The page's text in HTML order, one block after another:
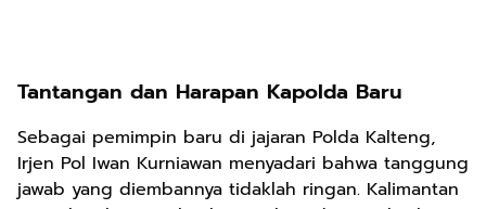
Tantangan dan Harapan Kapolda Baru
Sebagai pemimpin baru di jajaran Polda Kalteng,
Irjen Pol Iwan Kurniawan menyadari bahwa tanggung
jawab yang diembannya tidaklah ringan. Kalimantan